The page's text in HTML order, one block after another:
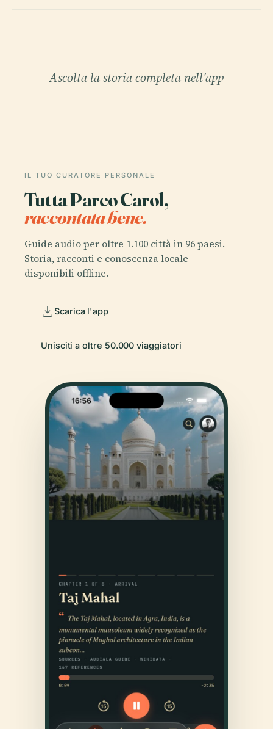
Ascolta la storia completa nell'app
IL TUO CURATORE PERSONALE
Tutta Parco Carol,
raccontata bene.
Guide audio per oltre 1.100 città in 96 paesi.
Storia, racconti e conoscenza locale —
disponibili offline.
Scarica l'app
Unisciti a oltre 50.000 viaggiatori